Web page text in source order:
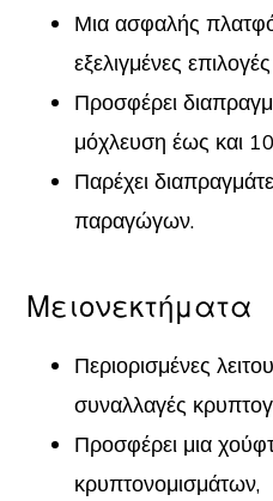
Μια ασφαλής
εξελιγμένες
Προσφέρει
μόχλευση έως και
Παρέχει
παραγώγων.
Μειονεκτήματα
Περιορισμένες
συναλλαγές
Προσφέρει μια
κρυπτονομισμάτων,